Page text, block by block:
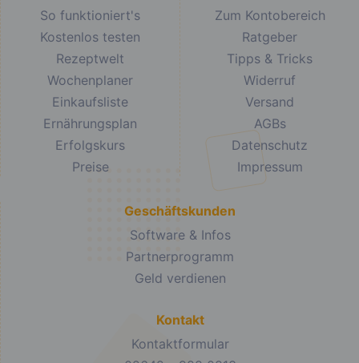
So funktioniert's
Kostenlos testen
Rezeptwelt
Wochenplaner
Einkaufsliste
Ernährungsplan
Erfolgskurs
Preise
Zum Kontobereich
Ratgeber
Tipps & Tricks
Widerruf
Versand
AGBs
Datenschutz
Impressum
Geschäftskunden
Software & Infos
Partnerprogramm
Geld verdienen
Kontakt
Kontaktformular